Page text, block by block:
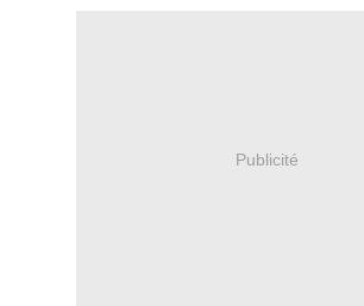
Publicité